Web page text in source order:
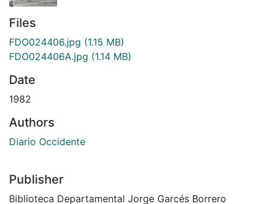
Files
FDO024406.jpg (1.15 MB)
FDO024406A.jpg (1.14 MB)
Date
1982
Authors
Diario Occidente
Publisher
Biblioteca Departamental Jorge Garcés Borrero